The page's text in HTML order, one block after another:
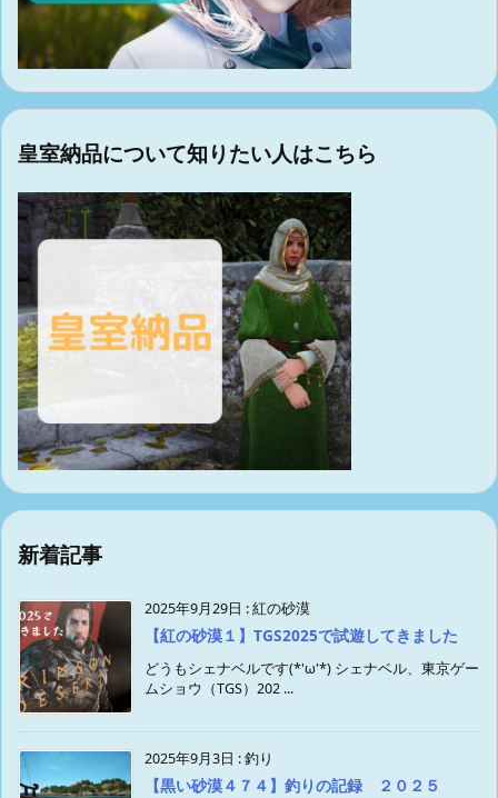
皇室納品について知りたい人はこちら
新着記事
2025年9月29日 :紅の砂漠
【紅の砂漠１】TGS2025で試遊してきました
どうもシェナベルです(*'ω'*) シェナベル、東京ゲー
ムショウ（TGS）202 ...
2025年9月3日 :釣り
【黒い砂漠４７４】釣りの記録 ２０２５